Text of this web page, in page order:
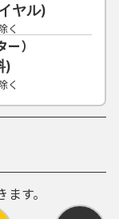
ヤル)
く
）
)
く
す。